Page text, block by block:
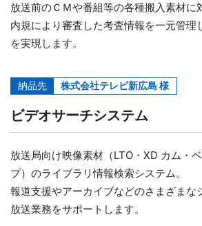
放送前のＣＭや番組等の各種搬入素材に
内規により審査した考査情報を一元管理
を実現します。
納品先 株式会社テレビ新広島 様
ビデオサーチシステム
放送局向け映像素材（LTO・XD カム・
プ）のライブラリ情報検索システム。
報道支援やアーカイブなどのさまざまな
放送業務をサポートします。